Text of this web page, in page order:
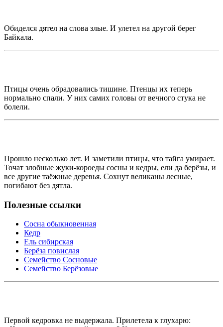
Обиделся дятел на слова злые. И улетел на другой берег
Байкала.
Птицы очень обрадовались тишине. Птенцы их теперь
нормально спали. У них самих головы от вечного стука не
болели.
Прошло несколько лет. И заметили птицы, что тайга умирает.
Точат злобные жуки-короеды сосны и кедры, ели да берёзы, и
все другие таёжные деревья. Сохнут великаны лесные,
погибают без дятла.
Полезные ссылки
Сосна обыкновенная
Кедр
Ель сибирская
Берёза повислая
Семейство Сосновые
Семейство Берёзовые
Первой кедровка не выдержала. Прилетела к глухарю: